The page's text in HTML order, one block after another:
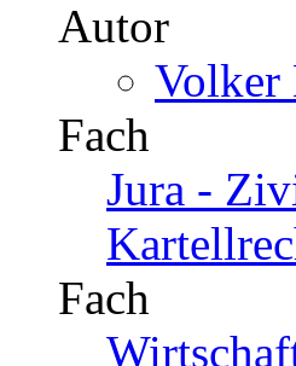
Autor
Volker
Fach
Jura -
Fach